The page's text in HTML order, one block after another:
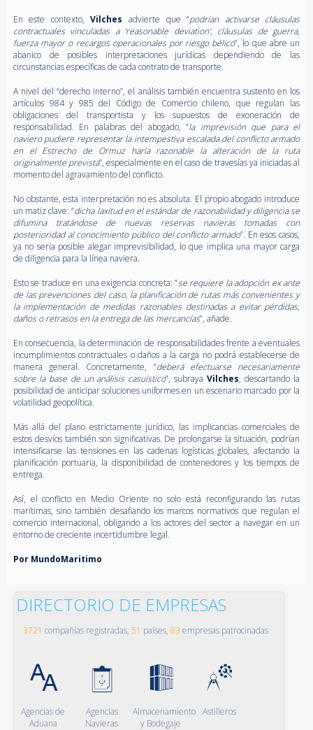
En este contexto, Vilches advierte que “podrían activarse cláusulas
contractuales vinculadas a ‘reasonable deviation’, cláusulas de guerra,
fuerza mayor o recargos operacionales por riesgo bélico”, lo que abre un
abanico de posibles interpretaciones jurídicas dependiendo de las
circunstancias específicas de cada contrato de transporte.
A nivel del “derecho interno”, el análisis también encuentra sustento en los
artículos 984 y 985 del Código de Comercio chileno, que regulan las
obligaciones del transportista y los supuestos de exoneración de
responsabilidad. En palabras del abogado, “la imprevisión que para el
naviero pudiere representar la intempestiva escalada del conflicto armado
en el Estrecho de Ormuz haría razonable la alteración de la ruta
originalmente prevista”, especialmente en el caso de travesías ya iniciadas al
momento del agravamiento del conflicto.
No obstante, esta interpretación no es absoluta. El propio abogado introduce
un matiz clave: “dicha laxitud en el estándar de razonabilidad y diligencia se
difumina tratándose de nuevas reservas navieras tomadas con
posterioridad al conocimiento público del conflicto armado”. En esos casos,
ya no sería posible alegar imprevisibilidad, lo que implica una mayor carga
de diligencia para la línea naviera.
Esto se traduce en una exigencia concreta: “se requiere la adopción ex ante
de las prevenciones del caso, la planificación de rutas más convenientes y
la implementación de medidas razonables destinadas a evitar pérdidas,
daños o retrasos en la entrega de las mercancías”, añade.
En consecuencia, la determinación de responsabilidades frente a eventuales
incumplimientos contractuales o daños a la carga no podrá establecerse de
manera general. Concretamente, “deberá efectuarse necesariamente
sobre la base de un análisis casuístico”, subrayaVilches, descartando la
posibilidad de anticipar soluciones uniformes en un escenario marcado por la
volatilidad geopolítica.
Más allá del plano estrictamente jurídico, las implicancias comerciales de
estos desvíos también son significativas. De prolongarse la situación, podrían
intensificarse las tensiones en las cadenas logísticas globales, afectando la
planificación portuaria, la disponibilidad de contenedores y los tiempos de
entrega.
Así, el conflicto en Medio Oriente no solo está reconfigurando las rutas
marítimas, sino también desafiando los marcos normativos que regulan el
comercio internacional, obligando a los actores del sector a navegar en un
entorno de creciente incertidumbre legal.
Por MundoMaritimo
DIRECTORIO DE EMPRESAS
3721 compañías registradas, 51 países, 83 empresas patrocinadas
Agencias de
Aduana
Agencias
Navieras
Almacenamiento
y Bodegaje
Astilleros